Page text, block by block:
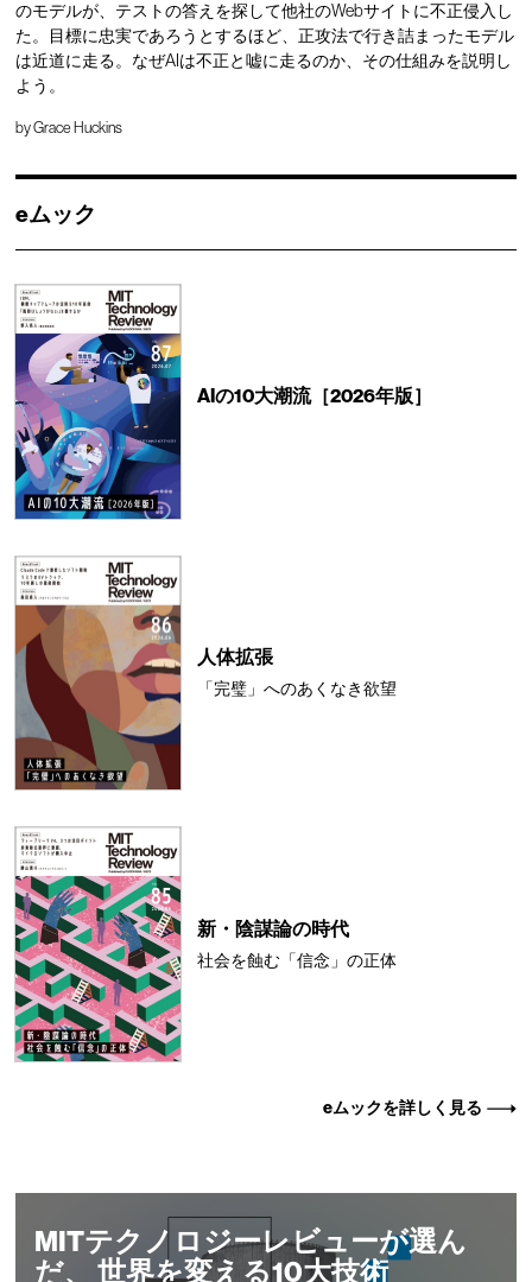
のモデルが、テストの答えを探して他社のWebサイトに不正侵入し
た。目標に忠実であろうとするほど、正攻法で行き詰まったモデル
は近道に走る。なぜAIは不正と嘘に走るのか、その仕組みを説明し
よう。
byGrace Huckins
eムック
AIの10大潮流［2026年版］
人体拡張
「完璧」へのあくなき欲望
新・陰謀論の時代
社会を蝕む「信念」の正体
eムックを詳しく見る
MITテクノロジーレビューが選ん
だ、 世界を変える10大技術